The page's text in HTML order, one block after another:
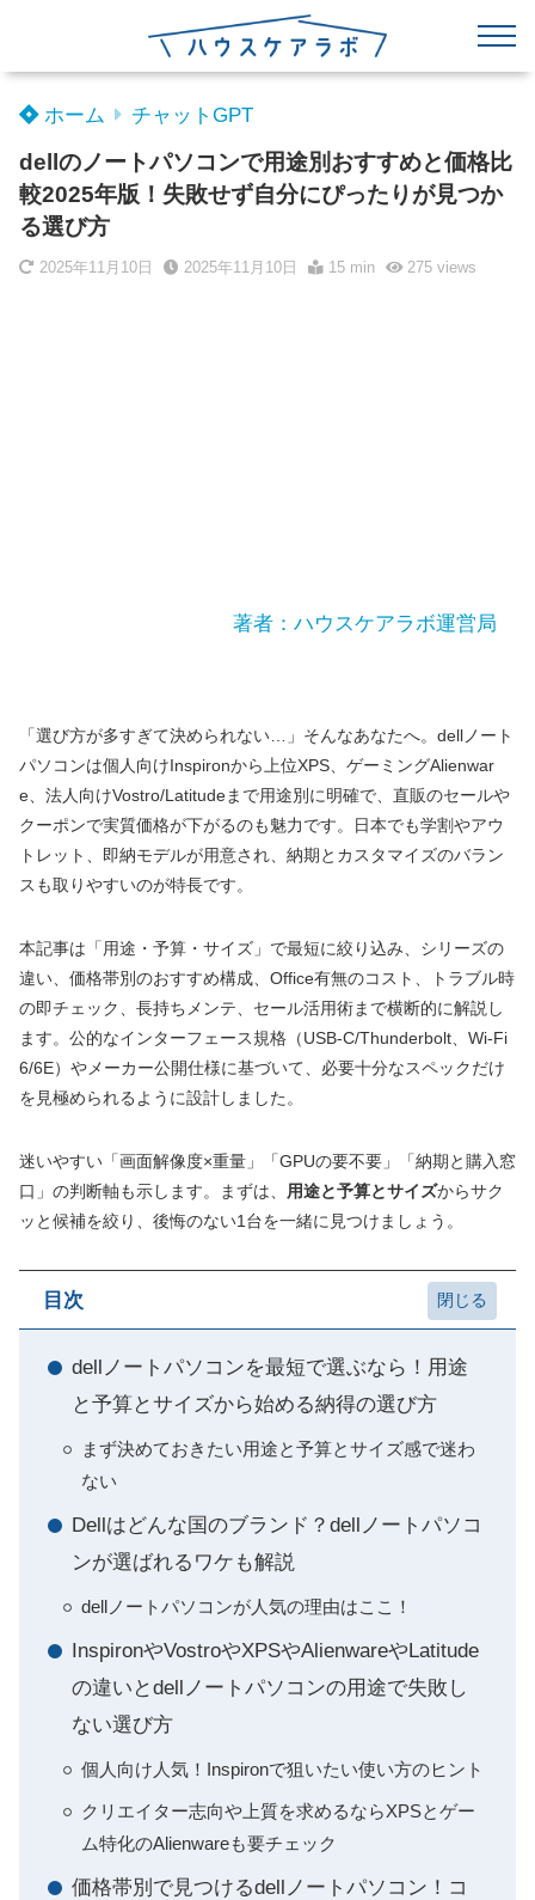
ホーム チャットGPT
dellのノートパソコンで用途別おすすめと価格比
較2025年版！失敗せず自分にぴったりが見つか
る選び方
2025年11月10日 2025年11月10日 15 min 275views
著者：ハウスケアラボ運営局
「選び方が多すぎて決められない…」そんなあなたへ。dellノート
パソコンは個人向けInspironから上位XPS、ゲーミングAlienwar
e、法人向けVostro/Latitudeまで用途別に明確で、直販のセールや
クーポンで実質価格が下がるのも魅力です。日本でも学割やアウ
トレット、即納モデルが用意され、納期とカスタマイズのバラン
スも取りやすいのが特長です。
本記事は「用途・予算・サイズ」で最短に絞り込み、シリーズの
違い、価格帯別のおすすめ構成、Office有無のコスト、トラブル時
の即チェック、長持ちメンテ、セール活用術まで横断的に解説し
ます。公的なインターフェース規格（USB‑C/Thunderbolt、Wi‑Fi
6/6E）やメーカー公開仕様に基づいて、必要十分なスペックだけ
を見極められるように設計しました。
迷いやすい「画面解像度×重量」「GPUの要不要」「納期と購入窓
口」の判断軸も示します。まずは、 用途と予算とサイズからサク
ッと候補を絞り、後悔のない1台を一緒に見つけましょう。
目次
dellノートパソコンを最短で選ぶなら！用途
と予算とサイズから始める納得の選び方
まず決めておきたい用途と予算とサイズ感で迷わ
ない
Dellはどんな国のブランド？dellノートパソコ
ンが選ばれるワケも解説
dellノートパソコンが人気の理由はここ！
InspironやVostroやXPSやAlienwareやLatitude
の違いとdellノートパソコンの用途で失敗し
ない選び方
個人向け人気！Inspironで狙いたい使い方のヒント
クリエイター志向や上質を求めるならXPSとゲー
ム特化のAlienwareも要チェック
価格帯別で見つけるdellノートパソコン！コ